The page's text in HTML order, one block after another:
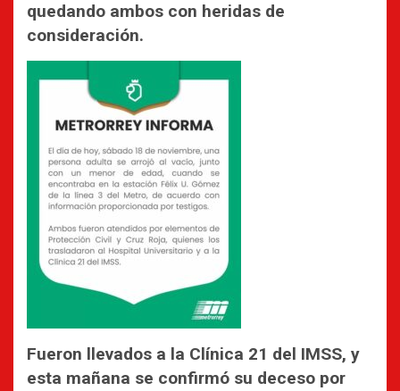
quedando ambos con heridas de
consideración.
Fueron llevados a la Clínica 21 del IMSS, y
esta mañana se confirmó su deceso por